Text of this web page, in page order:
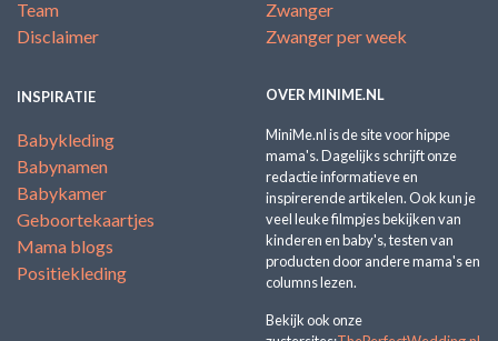
Team
Disclaimer
Zwanger
Zwanger per week
INSPIRATIE
Babykleding
Babynamen
Babykamer
Geboortekaartjes
Mama blogs
Positiekleding
OVER MINIME.NL
MiniMe.nl is de site voor hippe
mama's. Dagelijks schrijft onze
redactie informatieve en
inspirerende artikelen. Ook kun je
veel leuke filmpjes bekijken van
kinderen en baby's, testen van
producten door andere mama's en
columns lezen.
Bekijk ook onze